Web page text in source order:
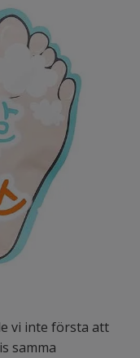
vi inte första att
samma